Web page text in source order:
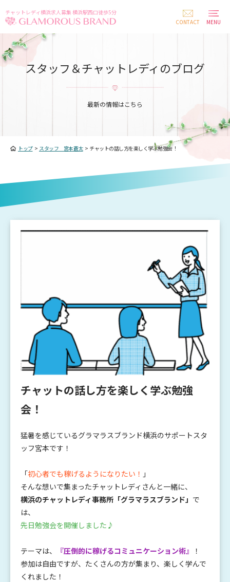
チャットレディ横浜求人募集 横浜駅西口徒歩5分
CONTACT
MENU
スタッフ＆チャットレディのブログ
最新の情報はこちら
トップ> スタッフ 宮本蒼太> チャットの話し方を楽しく学ぶ勉強会！
チャットの話し方を楽しく学ぶ勉強
会！
猛暑を感じているグラマラスブランド横浜のサポートスタ
ッフ宮本です！
「初心者でも稼げるようになりたい！ 」
そんな想いで集まったチャットレディさんと一緒に、
横浜のチャットレディ事務所「グラマラスブランド」 で
は、
先日勉強会を開催しました♪
テーマは、 『圧倒的に稼げるコミュニケーション術』
！
参加は自由ですが、たくさんの方が集まり、楽しく学んで
くれました！